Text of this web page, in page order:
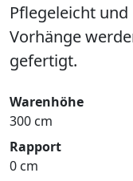
Pflegeleicht
Vorhänge
gefertigt.
Warenhöhe
300 cm
Rapport
0 cm